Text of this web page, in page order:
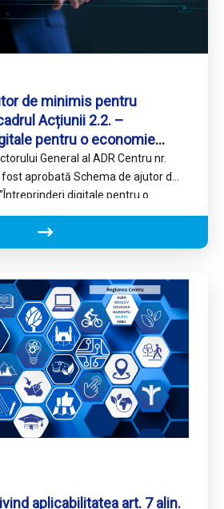
de minimis pentru
Acțiunii 2.2. –
pentru o economie
General al ADR Centru nr.
aprobată Schema de ajutor de
digitale pentru o
aplicabilitatea art. 7 alin.